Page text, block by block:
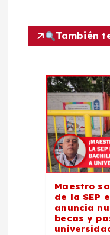
c
También
Maestro
de la SEP
anuncia
becas y